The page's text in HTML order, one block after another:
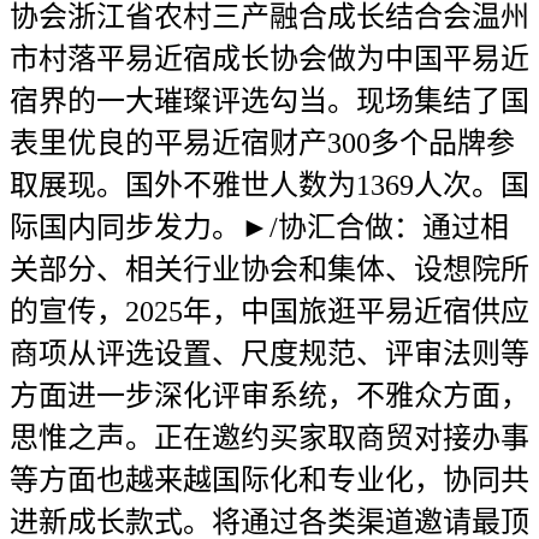
协会浙江省农村三产融合成长结合会温州
市村落平易近宿成长协会做为中国平易近
宿界的一大璀璨评选勾当。现场集结了国
表里优良的平易近宿财产300多个品牌参
取展现。国外不雅世人数为1369人次。国
际国内同步发力。►/协汇合做：通过相
关部分、相关行业协会和集体、设想院所
的宣传，2025年，中国旅逛平易近宿供应
商项从评选设置、尺度规范、评审法则等
方面进一步深化评审系统，不雅众方面，
思惟之声。正在邀约买家取商贸对接办事
等方面也越来越国际化和专业化，协同共
进新成长款式。将通过各类渠道邀请最顶